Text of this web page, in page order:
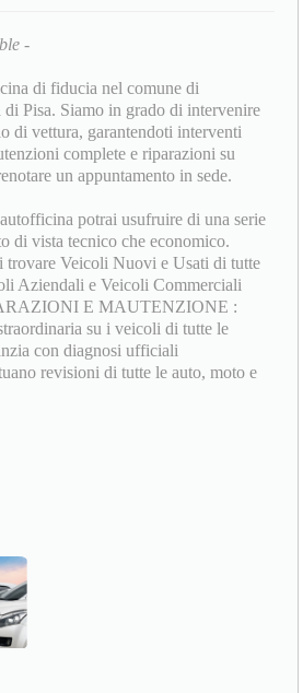
-
di fiducia nel comune di
Pisa. Siamo in grado di intervenire
di vettura, garantendoti interventi
complete e riparazioni su
un appuntamento in sede.
potrai usufruire di una serie
di vista tecnico che economico.
trovare Veicoli Nuovi e Usati di tutte
Aziendali e Veicoli Commerciali
E MAUTENZIONE :
su i veicoli di tutte le
con diagnosi ufficiali
revisioni di tutte le auto, moto e